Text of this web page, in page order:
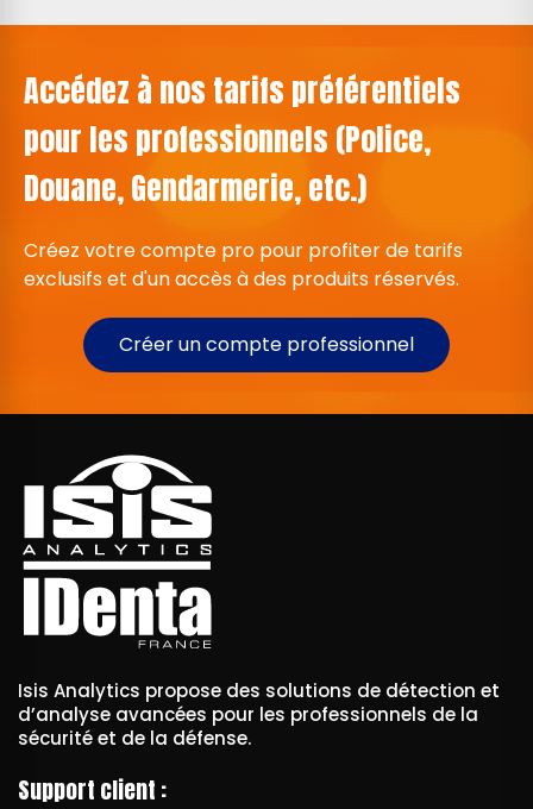
Accédez à nos tarifs préférentiels
pour les professionnels (Police,
Douane, Gendarmerie, etc.)
Créez votre compte pro pour profiter de tarifs
exclusifs et d'un accès à des produits réservés.
Créer un compte professionnel
Isis Analytics propose des solutions de détection et
d’analyse avancées pour les professionnels de la
sécurité et de la défense.
Support client :